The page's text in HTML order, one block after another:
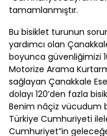
tamamlanmıştır.
Bu bisiklet turunun
yardımcı olan
boyunca güvenliğimizi
Motorize Arama
sağlayan Çanakkale
dolayı 120’den fazla
Benim nâçiz vücudum
Türkiye Cumhuriyeti
Cumhuriyet”in